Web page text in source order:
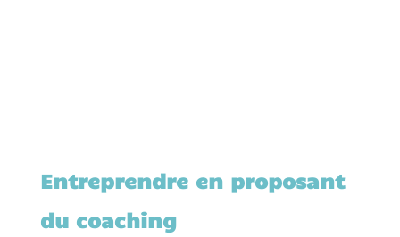
Entreprendre en proposant
du coaching